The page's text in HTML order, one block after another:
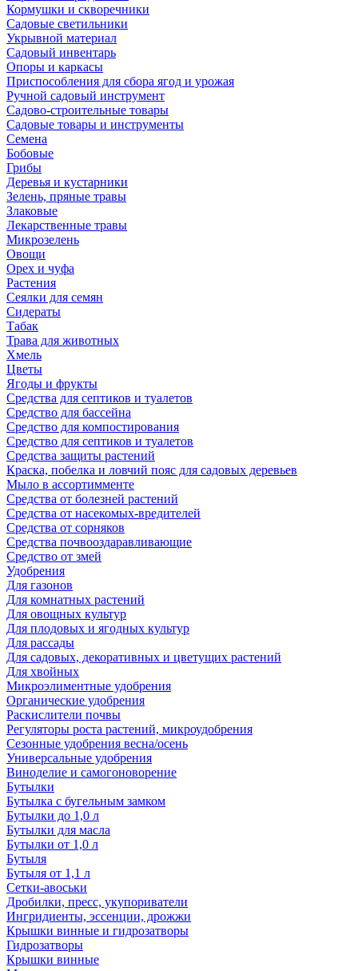
Кормушки и скворечники
Садовые светильники
Укрывной материал
Садовый инвентарь
Опоры и каркасы
Приспособления для сбора ягод и урожая
Ручной садовый инструмент
Садово-строительные товары
Садовые товары и инструменты
Семена
Бобовые
Грибы
Деревья и кустарники
Зелень, пряные травы
Злаковые
Лекарственные травы
Микрозелень
Овощи
Орех и чуфа
Растения
Сеялки для семян
Сидераты
Табак
Трава для животных
Хмель
Цветы
Ягоды и фрукты
Средства для септиков и туалетов
Средство для бассейна
Средство для компостирования
Средство для септиков и туалетов
Средства защиты растений
Краска, побелка и ловчий пояс для садовых деревьев
Мыло в ассортимменте
Средства от болезней растений
Средства от насекомых-вредителей
Средства от сорняков
Средства почвооздаравливающие
Средство от змей
Удобрения
Для газонов
Для комнатных растений
Для овощных культур
Для плодовых и ягодных культур
Для рассады
Для садовых, декоративных и цветущих растений
Для хвойных
Микроэлиментные удобрения
Органические удобрения
Раскислители почвы
Регуляторы роста растений, микроудобрения
Сезонные удобрения весна/осень
Универсальные удобрения
Виноделие и самогоноворение
Бутылки
Бутылка с бугельным замком
Бутылки до 1,0 л
Бутылки для масла
Бутылки от 1,0 л
Бутыля
Бутыля от 1,1 л
Сетки-авоськи
Дробилки, пресс, укупориватели
Ингридиенты, эссенции, дрожжи
Крышки винные и гидрозатворы
Гидрозатворы
Крышки винные